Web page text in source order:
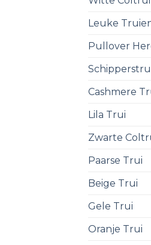
Leuke
Pullover
Cashmere
Lila Trui
Zwarte
Paarse Trui
Beige Trui
Gele Trui
Oranje Trui